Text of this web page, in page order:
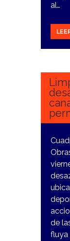
al…
17
de
fluya